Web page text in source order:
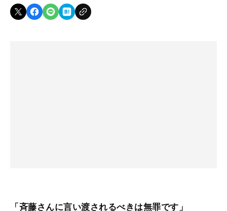
「斉藤さんに言い渡されるべきは無罪です」